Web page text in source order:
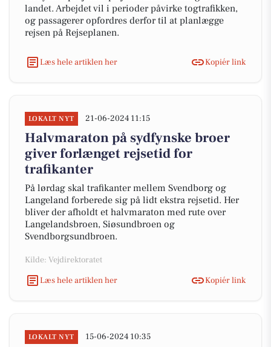
landet. Arbejdet vil i perioder påvirke togtrafikken,
og passagerer opfordres derfor til at planlægge
rejsen på Rejseplanen.
Læs hele artiklen her Kopiér link
LOKALT NYT 21-06-2024 11:15
Halvmaraton på sydfynske broer
giver forlænget rejsetid for
trafikanter
På lørdag skal trafikanter mellem Svendborg og
Langeland forberede sig på lidt ekstra rejsetid. Her
bliver der afholdt et halvmaraton med rute over
Langelandsbroen, Siøsundbroen og
Svendborgsundbroen.
Kilde: Vejdirektoratet
Læs hele artiklen her
Kopiér link
LOKALT NYT 15-06-2024 10:35